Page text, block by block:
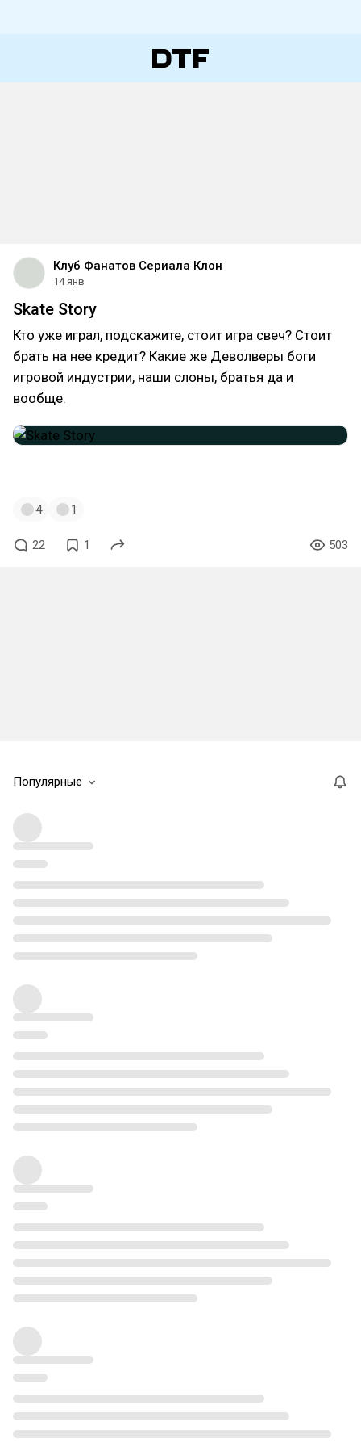
Клуб Фанатов Сериала Клон
14 янв
Skate Story
Кто уже играл, подскажите, стоит игра свеч? Стоит
брать на нее кредит? Какие же Деволверы боги
игровой индустрии, наши слоны, братья да и
вообще.
4 1
22 1 503
Популярные